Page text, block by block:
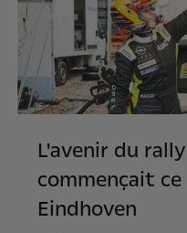
L'avenir du
commençait
Eindhoven